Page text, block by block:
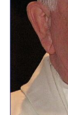
AUTOŘI
PŘÍSPĚVKY NA
SOCIÁLNÍ SÍTĚ
RUBRIKY
PLNÁ VERZE